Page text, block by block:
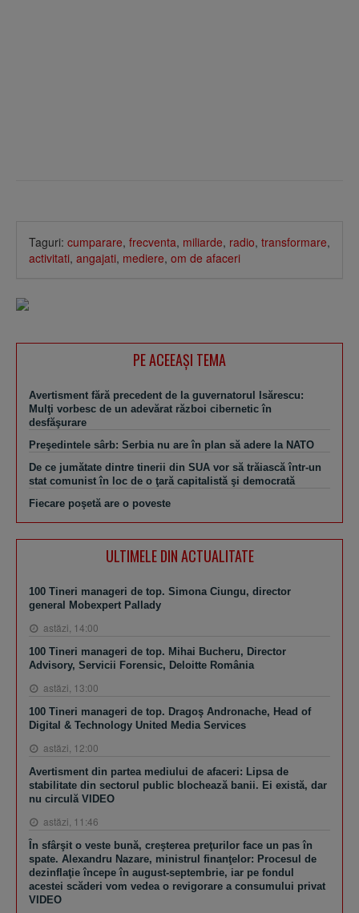
Taguri: cumparare, frecventa, miliarde, radio, transformare,
activitati, angajati, mediere, om de afaceri
PE ACEEAŞI TEMA
Avertisment fără precedent de la guvernatorul Isărescu:
Mulţi vorbesc de un adevărat război cibernetic în
desfăşurare
Preşedintele sârb: Serbia nu are în plan să adere la NATO
De ce jumătate dintre tinerii din SUA vor să trăiască într-un
stat comunist în loc de o ţară capitalistă şi democrată
Fiecare poşetă are o poveste
ULTIMELE DIN ACTUALITATE
100 Tineri manageri de top. Simona Ciungu, director
general Mobexpert Pallady
astăzi, 14:00
100 Tineri manageri de top. Mihai Bucheru, Director
Advisory, Servicii Forensic, Deloitte România
astăzi, 13:00
100 Tineri manageri de top. Dragoş Andronache, Head of
Digital & Technology United Media Services
astăzi, 12:00
Avertisment din partea mediului de afaceri: Lipsa de
stabilitate din sectorul public blochează banii. Ei există, dar
nu circulă VIDEO
astăzi, 11:46
În sfârşit o veste bună, creşterea preţurilor face un pas în
spate. Alexandru Nazare, ministrul finanţelor: Procesul de
dezinflaţie începe în august-septembrie, iar pe fondul
acestei scăderi vom vedea o revigorare a consumului privat
VIDEO